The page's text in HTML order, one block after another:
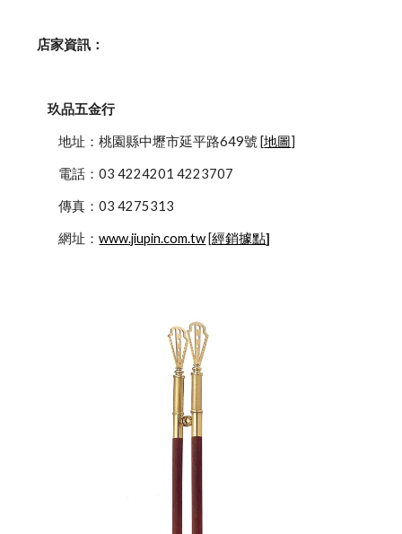
    店家資訊：
玖品五金行
            地址：桃園縣中壢市延平路649號 [
地圖]
            電話：03 4224201 4223707
            傳真：03 4275313
            網址：
www.jiupin.com.tw [經銷據點]